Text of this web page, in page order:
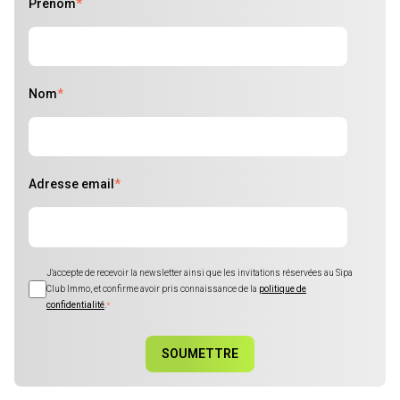
Prénom*
Nom*
Adresse email *
J'accepte de recevoir la newsletter ainsi que les invitations réservées au Sipa
Club Immo, et confirme avoir pris connaissance de la politique de
confidentialité*